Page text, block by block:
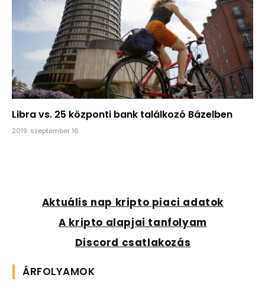
Libra vs. 25 központi bank találkozó Bázelben
2019. szeptember 16.
Aktuális nap kripto piaci adatok
A kripto alapjai tanfolyam
Discord csatlakozás
ÁRFOLYAMOK